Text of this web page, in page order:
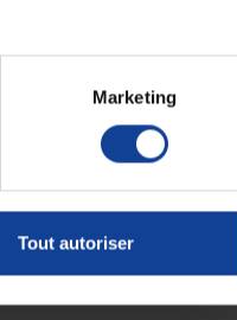
Marketing
Tout autoriser
: